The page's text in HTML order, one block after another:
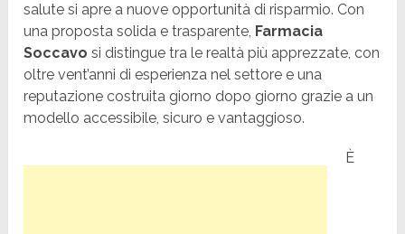
salute si apre a nuove opportunità di risparmio. Con
una proposta solida e trasparente, Farmacia
Soccavo si distingue tra le realtà più apprezzate, con
oltre vent’anni di esperienza nel settore e una
reputazione costruita giorno dopo giorno grazie a un
modello accessibile, sicuro e vantaggioso.
È